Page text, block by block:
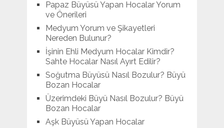
Papaz Büyüsü Yapan Hocalar Yorum
ve Önerileri
Medyum Yorum ve Şikayetleri
Nereden Bulunur?
İşinin Ehli Medyum Hocalar Kimdir?
Sahte Hocalar Nasıl Ayırt Edilir?
Soğutma Büyüsü Nasıl Bozulur? Büyü
Bozan Hocalar
Üzerimdeki Büyü Nasıl Bozulur? Büyü
Bozan Hocalar
Aşk Büyüsü Yapan Hocalar